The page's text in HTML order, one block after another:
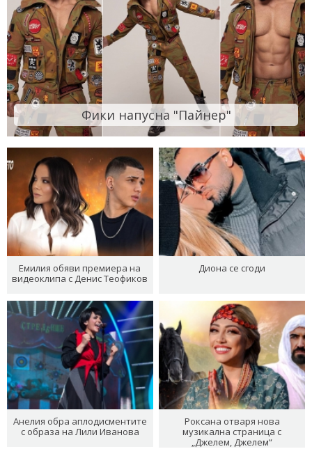
Фики напусна "Пайнер"
Емилия обяви премиера на
видеоклипа с Денис Теофиков
Диона се сгоди
Анелия обра аплодисментите
с образа на Лили Иванова
Роксана отваря нова
музикална страница с
„Джелем, Джелем“